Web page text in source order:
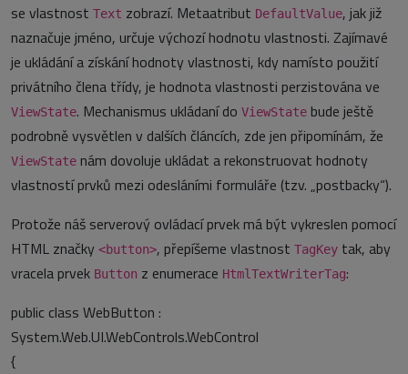
se vlastnost Text zobrazí. Metaatribut DefaultValue, jak již
naznačuje jméno, určuje výchozí hodnotu vlastnosti. Zajímavé
je ukládání a získání hodnoty vlastnosti, kdy namísto použití
privátního člena třídy, je hodnota vlastnosti perzistována ve
ViewState. Mechanismus ukládaní do ViewState bude ještě
podrobně vysvětlen v dalších článcích, zde jen připomínám, že
ViewState nám dovoluje ukládat a rekonstruovat hodnoty
vlastností prvků mezi odesláními formuláře (tzv. „postbacky“).
Protože náš serverový ovládací prvek má být vykreslen pomocí
HTML značky <button>, přepíšeme vlastnost TagKey tak, aby
vracela prvek Button z enumerace HtmlTextWriterTag:
public class WebButton :
System.Web.UI.WebControls.WebControl
{